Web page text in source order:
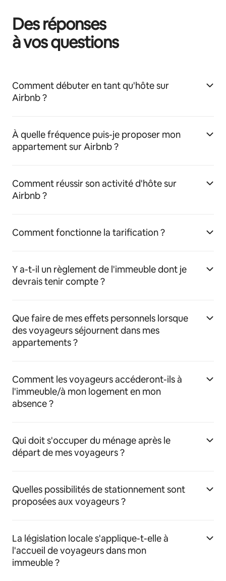
Des réponses
à vos questions
Comment débuter en tant qu'hôte sur
Airbnb ?
À quelle fréquence puis-je proposer mon
appartement sur Airbnb ?
Comment réussir son activité d'hôte sur
Airbnb ?
Comment fonctionne la tarification ?
Y a-t-il un règlement de l'immeuble dont je
devrais tenir compte ?
Que faire de mes effets personnels lorsque
des voyageurs séjournent dans mes
appartements ?
Comment les voyageurs accéderont-ils à
l'immeuble/à mon logement en mon
absence ?
Qui doit s'occuper du ménage après le
départ de mes voyageurs ?
Quelles possibilités de stationnement sont
proposées aux voyageurs ?
La législation locale s'applique-t-elle à
l'accueil de voyageurs dans mon
immeuble ?